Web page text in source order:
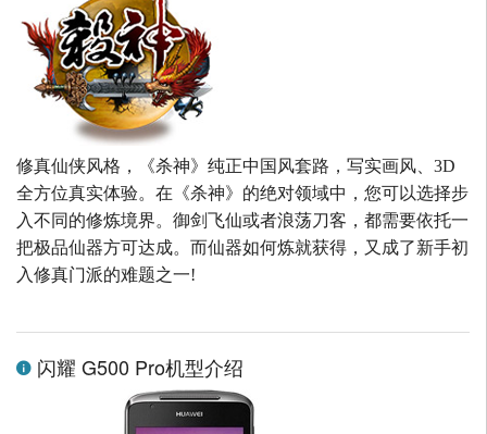
修真仙侠风格，《杀神》纯正中国风套路，写实画风、3D
全方位真实体验。在《杀神》的绝对领域中，您可以选择步
入不同的修炼境界。御剑飞仙或者浪荡刀客，都需要依托一
把极品仙器方可达成。而仙器如何炼就获得，又成了新手初
入修真门派的难题之一!
闪耀 G500 Pro机型介绍